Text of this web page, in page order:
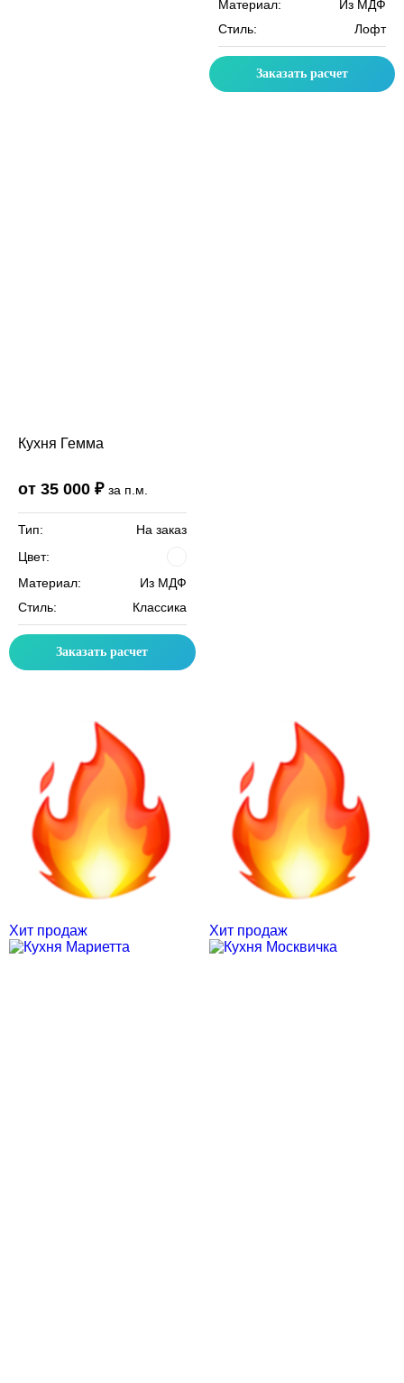
Кухня Гемма
от 35 000 ₽ за п.м.
Тип:
На заказ
Цвет:
Материал:
Из МДФ
Стиль:
Классика
Заказать расчет
Материал:
Из МДФ
Стиль:
Лофт
Заказать расчет
Хит продаж Хит продаж